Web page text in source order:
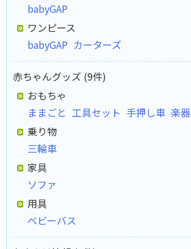
babyGAP
ワンピース
babyGAP カーターズ
赤ちゃんグッズ (9件)
おもちゃ
ままごと 工具セット 手押し車 楽器
乗り物
三輪車
家具
ソファ
用具
ベビーバス